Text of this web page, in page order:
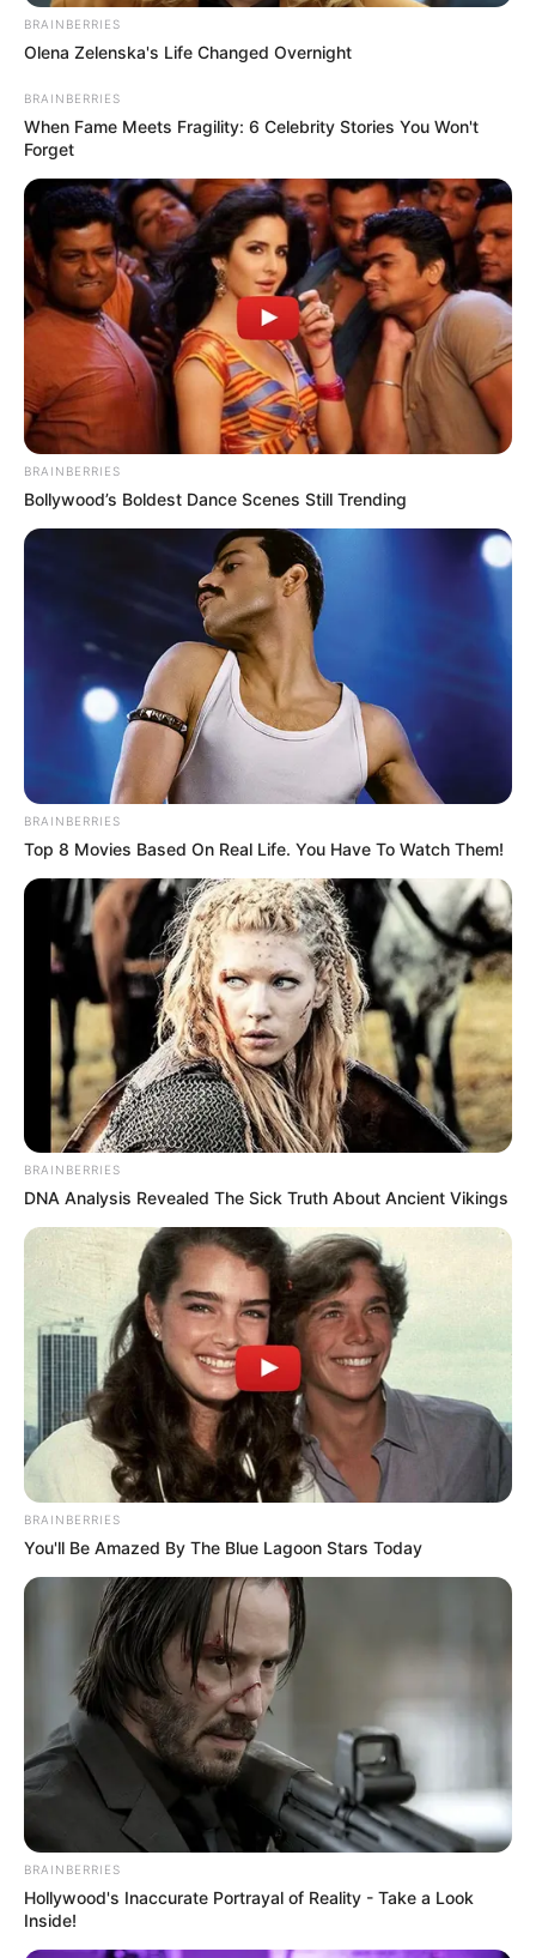
BRAINBERRIES
Olena Zelenska's Life Changed Overnight
BRAINBERRIES
When Fame Meets Fragility: 6 Celebrity Stories You Won't
Forget
BRAINBERRIES
Bollywood’s Boldest Dance Scenes Still Trending
BRAINBERRIES
Top 8 Movies Based On Real Life. You Have To Watch Them!
BRAINBERRIES
DNA Analysis Revealed The Sick Truth About Ancient Vikings
BRAINBERRIES
You'll Be Amazed By The Blue Lagoon Stars Today
BRAINBERRIES
Hollywood's Inaccurate Portrayal of Reality - Take a Look
Inside!